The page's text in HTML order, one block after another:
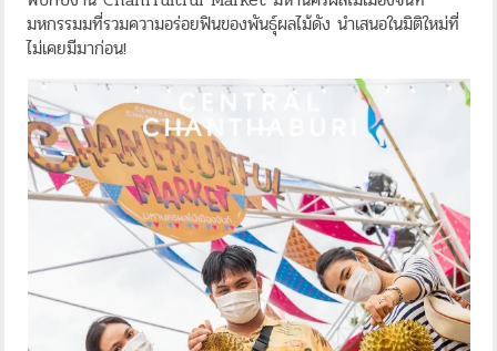
มหกรรมมที่รวมความอร่อยฟินของพันธุ์ผลไม้ดัง นำเสนอในมิติใหม่ที่
ไม่เคยมีมาก่อน!